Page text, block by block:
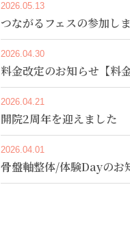
2026.05.13
つながるフェスの参加し
2026.04.30
料金改定のお知らせ【料金
2026.04.21
開院2周年を迎えました
2026.04.01
骨盤軸整体/体験Dayのお